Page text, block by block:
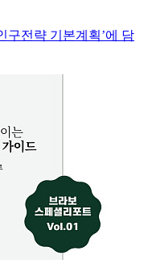
구전략 기본계획’에 담